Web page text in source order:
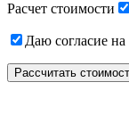
Расчет стоимости
Даю согласие